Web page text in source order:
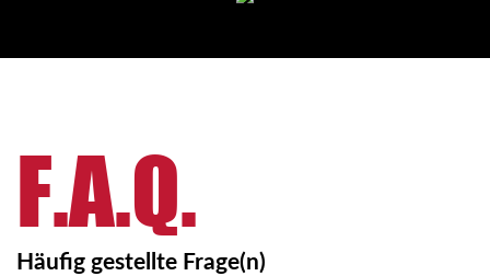
F.A.Q.
Häufig gestellte Frage(n)